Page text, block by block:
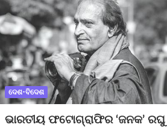
ଦେଶ-ବିଦେଶ
ଭାରତୀୟ ଫଟୋଗ୍ରାଫିର ‘ଜନକ’ ରଘୁ